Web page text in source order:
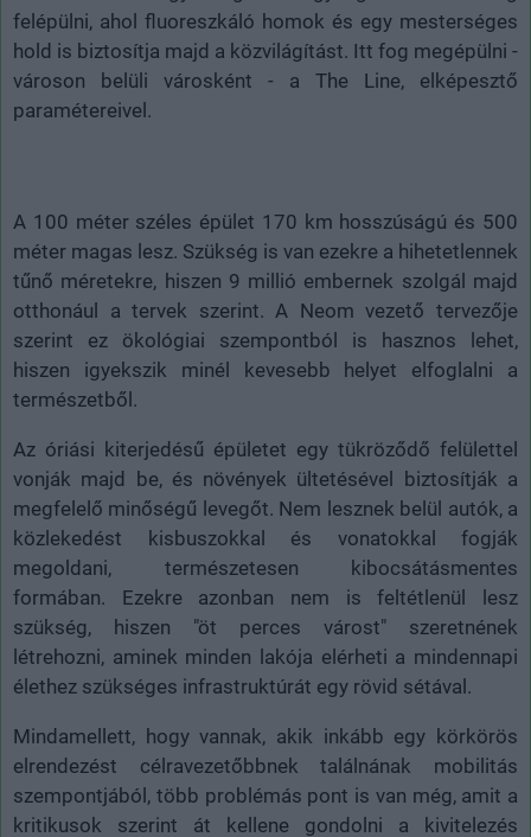
felépülni, ahol fluoreszkáló homok és egy mesterséges
hold is biztosítja majd a közvilágítást. Itt fog megépülni -
városon belüli városként - a The Line, elképesztő
paramétereivel.
A 100 méter széles épület 170 km hosszúságú és 500
méter magas lesz. Szükség is van ezekre a hihetetlennek
tűnő méretekre, hiszen 9 millió embernek szolgál majd
otthonául a tervek szerint. A Neom vezető tervezője
szerint ez ökológiai szempontból is hasznos lehet,
hiszen igyekszik minél kevesebb helyet elfoglalni a
természetből.
Az óriási kiterjedésű épületet egy tükröződő felülettel
vonják majd be, és növények ültetésével biztosítják a
megfelelő minőségű levegőt. Nem lesznek belül autók, a
közlekedést kisbuszokkal és vonatokkal fogják
megoldani, természetesen kibocsátásmentes
formában. Ezekre azonban nem is feltétlenül lesz
szükség, hiszen "öt perces várost" szeretnének
létrehozni, aminek minden lakója elérheti a mindennapi
élethez szükséges infrastruktúrát egy rövid sétával.
Mindamellett, hogy vannak, akik inkább egy körkörös
elrendezést célravezetőbbnek találnának mobilitás
szempontjából, több problémás pont is van még, amit a
kritikusok szerint át kellene gondolni a kivitelezés